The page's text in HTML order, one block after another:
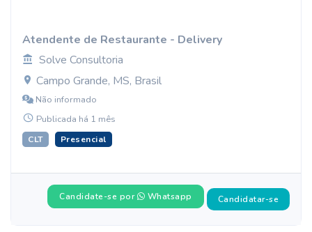
Atendente de Restaurante - Delivery
Solve Consultoria
Campo Grande, MS, Brasil
Não informado
Publicada há 1 mês
CLT Presencial
Candidate-se por Whatsapp Candidatar-se